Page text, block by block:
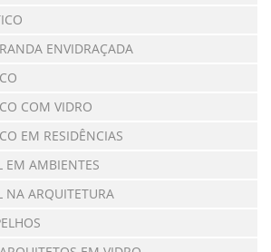
ENVIDRAÇADA
COM VIDRO
EM RESIDÊNCIAS
EM AMBIENTES
NA ARQUITETURA